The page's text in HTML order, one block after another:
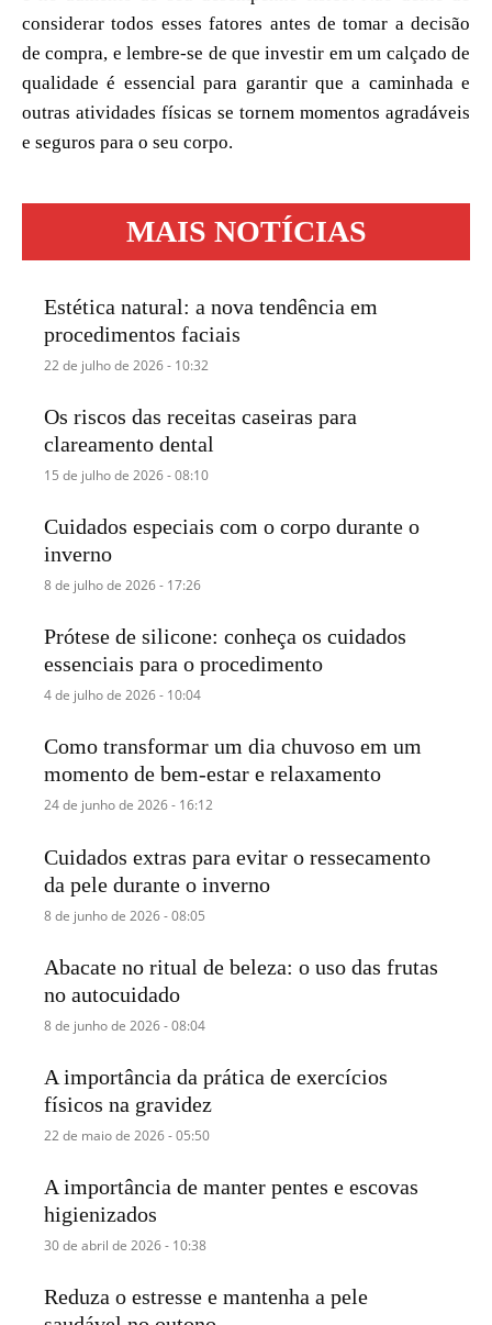
considerar todos esses fatores antes de tomar a decisão
de compra, e lembre-se de que investir em um calçado de
qualidade é essencial para garantir que a caminhada e
outras atividades físicas se tornem momentos agradáveis
e seguros para o seu corpo.
MAIS NOTÍCIAS
Estética natural: a nova tendência em
procedimentos faciais
22 de julho de 2026 - 10:32
Os riscos das receitas caseiras para
clareamento dental
15 de julho de 2026 - 08:10
Cuidados especiais com o corpo durante o
inverno
8 de julho de 2026 - 17:26
Prótese de silicone: conheça os cuidados
essenciais para o procedimento
4 de julho de 2026 - 10:04
Como transformar um dia chuvoso em um
momento de bem-estar e relaxamento
24 de junho de 2026 - 16:12
Cuidados extras para evitar o ressecamento
da pele durante o inverno
8 de junho de 2026 - 08:05
Abacate no ritual de beleza: o uso das frutas
no autocuidado
8 de junho de 2026 - 08:04
A importância da prática de exercícios
físicos na gravidez
22 de maio de 2026 - 05:50
A importância de manter pentes e escovas
higienizados
30 de abril de 2026 - 10:38
Reduza o estresse e mantenha a pele